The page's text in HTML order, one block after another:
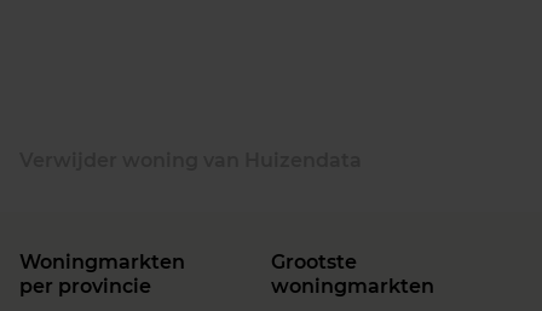
Woningmarkten
per provincie
Grootste
woningmarkten